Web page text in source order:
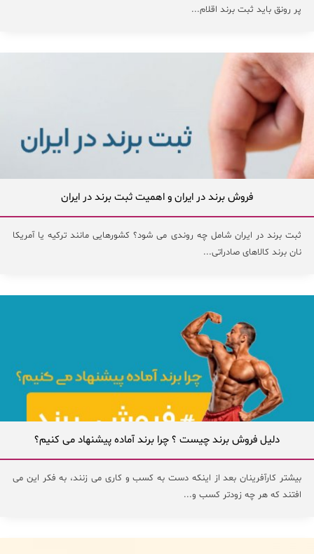
پر رونق باید ثبت برند اقلام...
فروش برند در ایران و اهمیت ثبت برند در ایران
ثبت برند در ایران شامل چه روندی می شود؟ کشورهایی مانند ترکیه یا آمریکا
نان برند کالاهای صادراتی...
دلیل فروش برند چیست ؟ چرا برند آماده پیشنهاد می کنیم؟
بیشتر کارآفرینان بعد از اینکه دست به کسب و کاری می زنند، به فکر این می
افتند که هر چه زودتر کسب و...